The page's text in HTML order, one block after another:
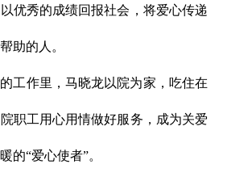
优秀的成绩回报社会，将爱心传递
助的人。
工作里，马晓龙以院为家，吃住在
职工用心用情做好服务，成为关爱
的“爱心使者”。